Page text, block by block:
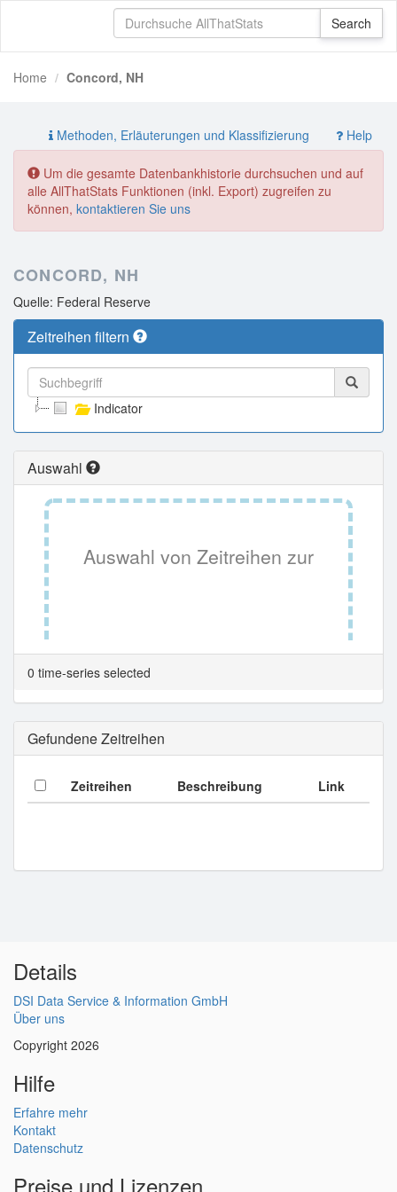
Home Concord, NH
Methoden, Erläuterungen und Klassifizierung Help
Um die gesamte Datenbankhistorie durchsuchen und auf
alle AllThatStats Funktionen (inkl. Export) zugreifen zu
können, kontaktieren Sie uns
CONCORD, NH
Quelle: Federal Reserve
Zeitreihen filtern
Indicator
Auswahl
Auswahl von Zeitreihen zur
Tabellenansicht.
0 time-series selected
Gefundene Zeitreihen
Zeitreihen Beschreibung Link
Details
DSI Data Service & Information GmbH
Über uns
Copyright 2026
Hilfe
Erfahre mehr
Kontakt
Datenschutz
Preise und Lizenzen